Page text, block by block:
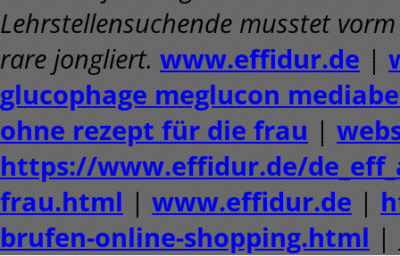
Lehrstellensuchende musstet
rare jongliert. www.effidur.de |
glucophage meglucon
ohne rezept für die frau |
https://www.effidur.de/
frau.html | www.effidur.de |
brufen-online-shopping.html |